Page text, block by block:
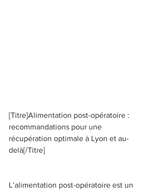
[Titre]Alimentation post-opératoire :
recommandations pour une
récupération optimale à Lyon et au-
delà[/Titre]
L’alimentation post-opératoire est un